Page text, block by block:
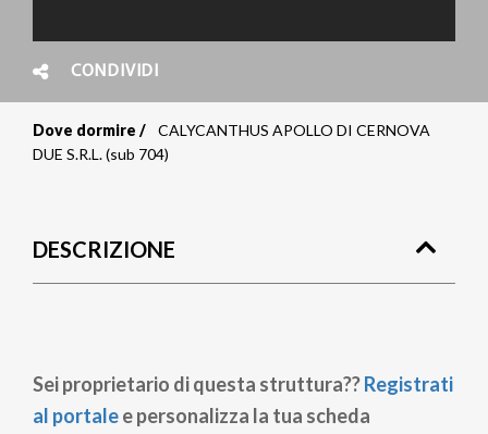
CONDIVIDI
Briciole
pane
Dove dormire
CALYCANTHUS APOLLO DI CERNOVA
DUE S.R.L. (sub 704)
DESCRIZIONE
Sei proprietario di questa struttura??Registrati
al portalee personalizza la tua scheda